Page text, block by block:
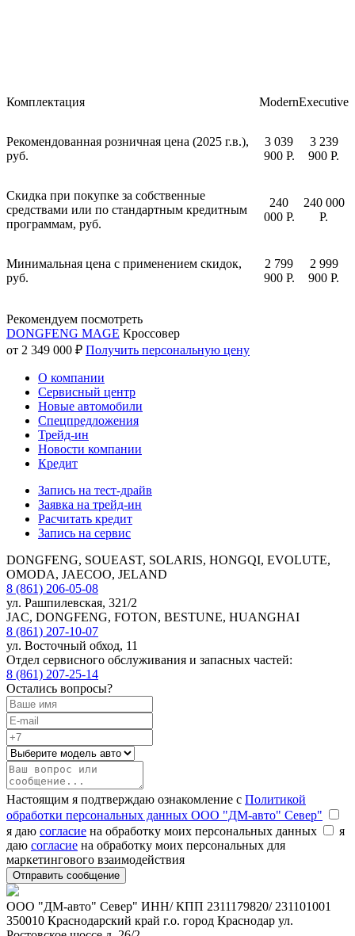
Комплектация ModernExecutive
Рекомендованная розничная цена (2025 г.в.),
руб.
3 039
900 P.
3 239
900 P.
Скидка при покупке за собственные
средствами или по стандартным кредитным
программам, руб.
240
000 P.
240 000
P.
Минимальная цена с применением скидок,
руб.
2 799
900 P.
2 999
900 P.
Рекомендуем посмотреть
DONGFENG MAGE Кроссовер
от 2 349 000 ₽ Получить персональную цену
О компании
Сервисный центр
Новые автомобили
Cпецпредложения
Трейд-ин
Новости компании
Кредит
Запись на тест-драйв
Заявка на трейд-ин
Расчитать кредит
Запись на сервис
DONGFENG, SOUEAST, SOLARIS, HONGQI, EVOLUTE,
OMODA, JAECOO, JELAND
8 (861) 206-05-08
ул. Рашпилевская, 321/2
JAC, DONGFENG, FOTON, BESTUNE, HUANGHAI
8 (861) 207-10-07
ул. Восточный обход, 11
Отдел сервисного обслуживания и запасных частей:
8 (861) 207-25-14
Остались вопросы?
Настоящим я подтверждаю ознакомление с Политикой
обработки персональных данных ООО "ДМ-авто" Север"
я даю согласие на обработку моих персональных данных
я
даю согласие на обработку моих персональных для
маркетингового взаимодействия
ООО "ДМ-авто" Север" ИНН/ КПП 2311179820/ 231101001
350010 Краснодарский край г.о. город Краснодар ул.